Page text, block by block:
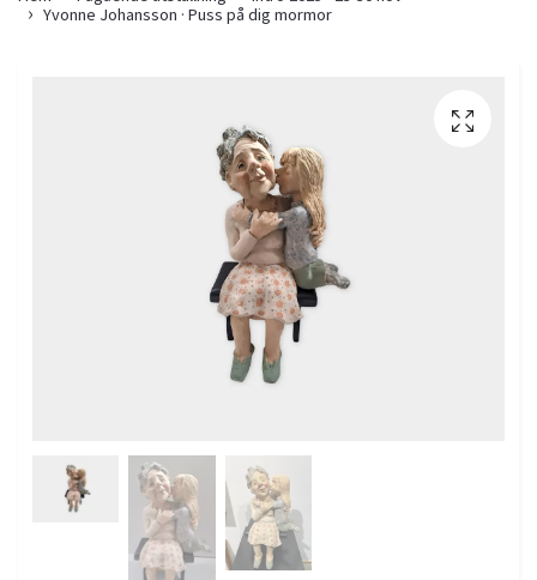
Yvonne Johansson · Puss på dig mormor